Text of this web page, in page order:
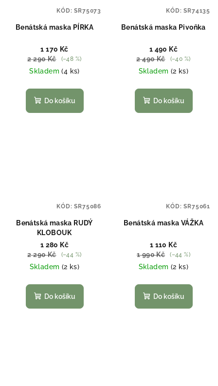
Benátská maska PÍRKA
1 170 Kč
2 290 Kč
(–48 %)
Skladem(4 ks)
Do košíku
KÓD:SR75073
Benátská maska Pivoňka
1 490 Kč
2 490 Kč
(–40 %)
Skladem (2 ks)
Do košíku
KÓD:SR74135
Benátská maska RUDÝ
KLOBOUK
1 280 Kč
2 290 Kč
(–44 %)
Skladem (2 ks)
Do košíku
KÓD:SR75086
Benátská maska VÁŽKA
1 110 Kč
1 990 Kč
(–44 %)
Skladem (2 ks)
Do košíku
KÓD:SR75061